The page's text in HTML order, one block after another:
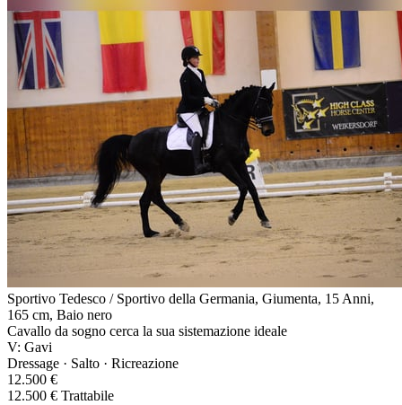
Sportivo Tedesco / Sportivo della Germania, Giumenta, 15 Anni,
165 cm, Baio nero
Cavallo da sogno cerca la sua sistemazione ideale
V: Gavi
Dressage · Salto · Ricreazione
12.500 €
12.500 € Trattabile